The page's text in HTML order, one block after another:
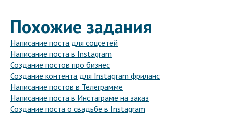
Похожие задания
Написание поста для соцсетей
Написание поста в Instagram
Создание постов про бизнес
Создание контента для Instagram фриланс
Написание постов в Телеграмме
Написание поста в Инстаграме на заказ
Создание поста о свадьбе в Instagram